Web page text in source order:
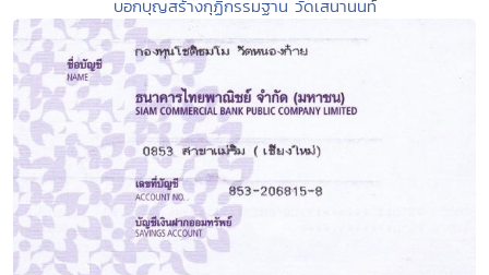
บอกบุญสร้างกุฏิกรรมฐาน วัดเสนานนท์